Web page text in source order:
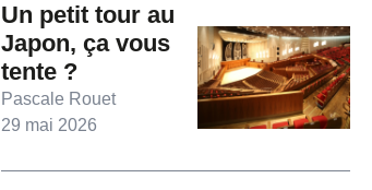
Un petit tour au
Japon, ça vous
tente ?
Pascale Rouet
29 mai 2026